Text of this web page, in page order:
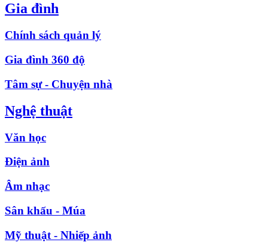
Gia đình
Chính sách quản lý
Gia đình 360 độ
Tâm sự - Chuyện nhà
Nghệ thuật
Văn học
Điện ảnh
Âm nhạc
Sân khấu - Múa
Mỹ thuật - Nhiếp ảnh